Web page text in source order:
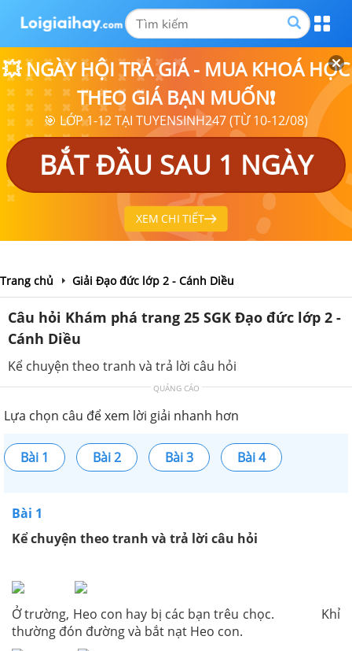
💥 NGÀY HỘI TRẢ GIÁ - MUA KHOÁ HỌC
THEO GIÁ BẠN MUỐN❗
🎯 LỚP 1-12 TẠI TUYENSINH247 (TỪ 10-12/08)
BẮT ĐẦU SAU 1 NGÀY
XEM CHI TIẾT
Trang chủ Giải Đạo đức lớp 2 - Cánh Diều
Câu hỏi Khám phá trang 25 SGK Đạo đức lớp 2 -
Cánh Diều
Kể chuyện theo tranh và trả lời câu hỏi
QUẢNG CÁO
Lựa chọn câu để xem lời giải nhanh hơn
Bài 1 Bài 2 Bài 3 Bài 4
Bài 1
Kể chuyện theo tranh và trả lời câu hỏi
Ở trường, Heo con hay bị các bạn trêu chọc. Khỉ
thường đón đường và bắt nạt Heo con.